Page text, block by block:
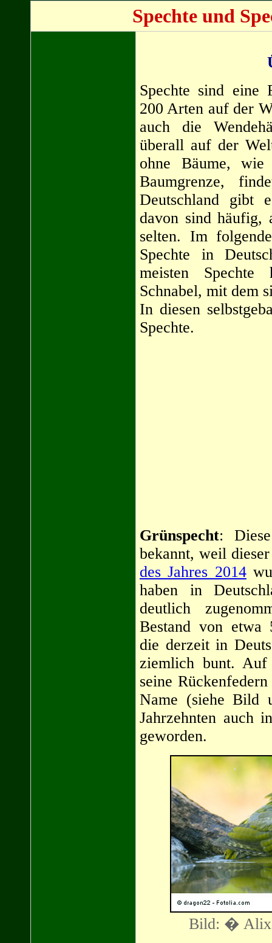
Spechte und
Spechte sind
200 Arten auf der
auch die
überall auf der
ohne Bäume,
Baumgrenze,
Deutschland gibt
davon sind häufig,
selten. Im
Spechte in
meisten Spechte
Schnabel, mit dem
In diesen
Spechte.
Grünspecht:
bekannt, weil
des Jahres 2014
haben in
deutlich
Bestand von etwa
die derzeit in
ziemlich bunt.
seine
Name (siehe Bild
Jahrzehnten auch
geworden.
Bild: � Alix